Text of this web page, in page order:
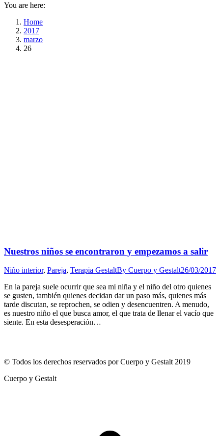
You are here:
Home
2017
marzo
26
Nuestros niños se encontraron y empezamos a salir
Niño interior, Pareja, Terapia GestaltBy Cuerpo y Gestalt26/03/2017
En la pareja suele ocurrir que sea mi niña y el niño del otro quienes
se gusten, también quienes decidan dar un paso más, quienes más
tarde discutan, se reprochen, se odien y desencuentren. A menudo,
es nuestro niño el que busca amor, el que trata de llenar el vacío que
siente. En esta desesperación…
© Todos los derechos reservados por Cuerpo y Gestalt 2019
Cuerpo y Gestalt